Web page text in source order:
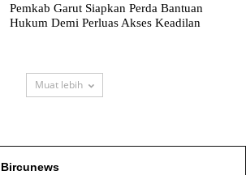
Pemkab Garut Siapkan Perda Bantuan
Hukum Demi Perluas Akses Keadilan
Muat lebih
Bircunews